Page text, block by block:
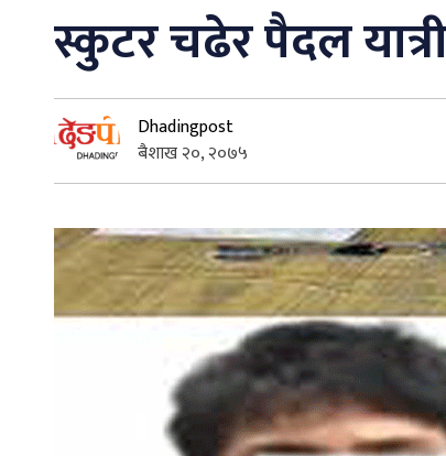
स्कुटर चढेर पैदल
Dhadingpost
बैशाख २०, २०७५